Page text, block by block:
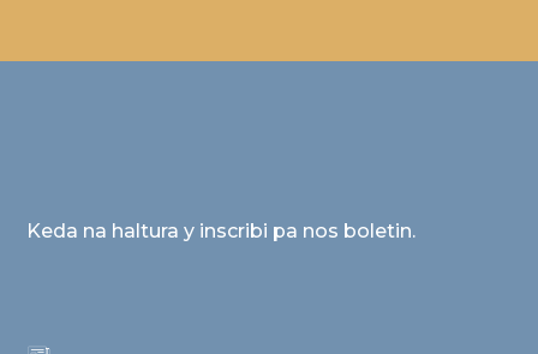
Keda na haltura y inscribi pa nos boletin.